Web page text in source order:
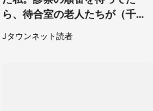
ら、待合室の老人たちが（千葉
県・50代男性）
Jタウンネット読者